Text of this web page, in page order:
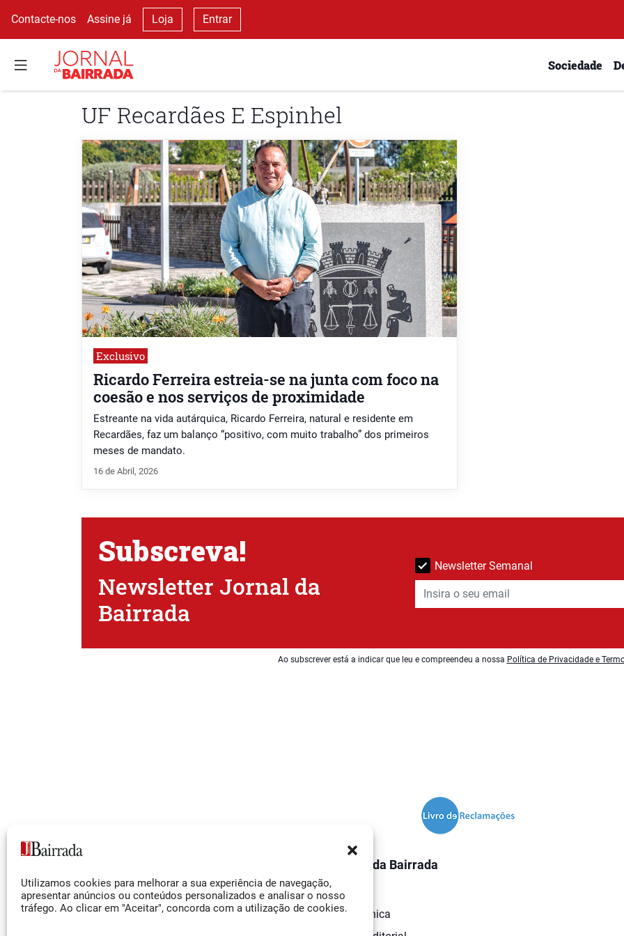
Utilizamos cookies para melhorar a sua experiência de navegação,
apresentar anúncios ou conteúdos personalizados e analisar o nosso
tráfego. Ao clicar em "Aceitar", concorda com a utilização de cookies.
Contacte-nos Assine já Loja Entrar
Sociedade
UF Recardães E Espinhel
Exclusivo
Ricardo Ferreira estreia-se na junta com foco na
coesão e nos serviços de proximidade
Estreante na vida autárquica, Ricardo Ferreira, natural e residente em
Recardães, faz um balanço “positivo, com muito trabalho” dos primeiros
meses de mandato.
16 de Abril, 2026
Subscreva!
Newsletter Jornal da
Bairrada
Newsletter Semanal
Ao subscrever está a indicar que leu e compreendeu a nossa Política de Privacidade e
Facebook
Instagram
O Jornal da Bairrada
Contactos
Ficha Técnica